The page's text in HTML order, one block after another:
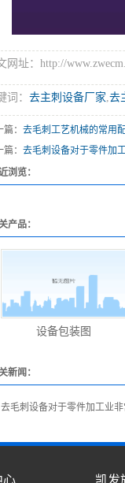
网址：http://
词： 去主刺设备厂家,去
： 去毛刺工艺机械的常用
篇： 去毛刺设备对于零件加
浏览：
产品：
设备包装图
新闻：
去毛刺设备对于零件加工业
心 凯发